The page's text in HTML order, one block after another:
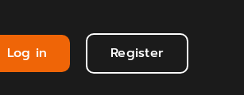
Log in Register